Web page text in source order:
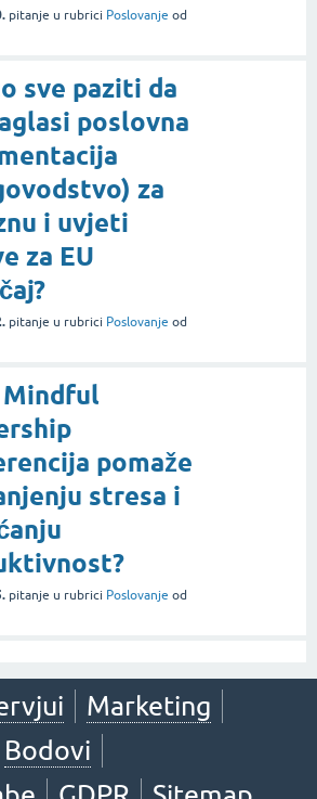
pitanje u rubrici Poslovanje od
sve paziti da
poslovna
za
i uvjeti
za EU
pitanje u rubrici Poslovanje od
Mindful
pomaže
stresa i
pitanje u rubrici Poslovanje od
Marketing
Bodovi